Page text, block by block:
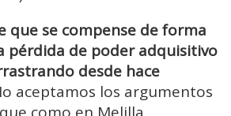
que se compense de forma
pérdida de poder adquisitivo
desde hace
aceptamos los argumentos